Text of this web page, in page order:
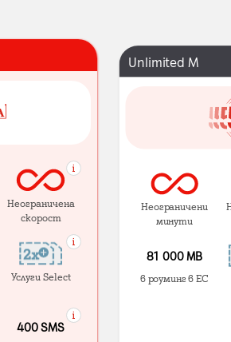
Неограничена
скорост
Услуги Select
400 SMS
Unlimited M
Неограничени
минути
81 000 МВ
в роуминг в ЕС